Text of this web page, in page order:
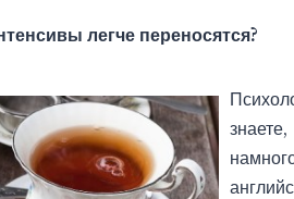
легче переносятся?